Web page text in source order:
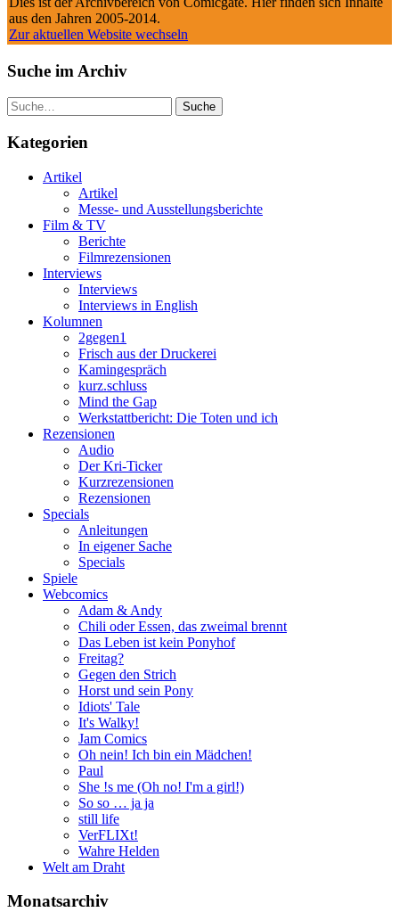
aus den Jahren 2005-2014.
Zur aktuellen Website wechseln
Suche im Archiv
Suche
Kategorien
Artikel
Artikel
Messe- und Ausstellungsberichte
Film & TV
Berichte
Filmrezensionen
Interviews
Interviews
Interviews in English
Kolumnen
2gegen1
Frisch aus der Druckerei
Kamingespräch
kurz.schluss
Mind the Gap
Werkstattbericht: Die Toten und ich
Rezensionen
Audio
Der Kri-Ticker
Kurzrezensionen
Rezensionen
Specials
Anleitungen
In eigener Sache
Specials
Spiele
Webcomics
Adam & Andy
Chili oder Essen, das zweimal brennt
Das Leben ist kein Ponyhof
Freitag?
Gegen den Strich
Horst und sein Pony
Idiots' Tale
It's Walky!
Jam Comics
Oh nein! Ich bin ein Mädchen!
Paul
She !s me (Oh no! I'm a girl!)
So so … ja ja
still life
VerFLIXt!
Wahre Helden
Welt am Draht
Monatsarchiv